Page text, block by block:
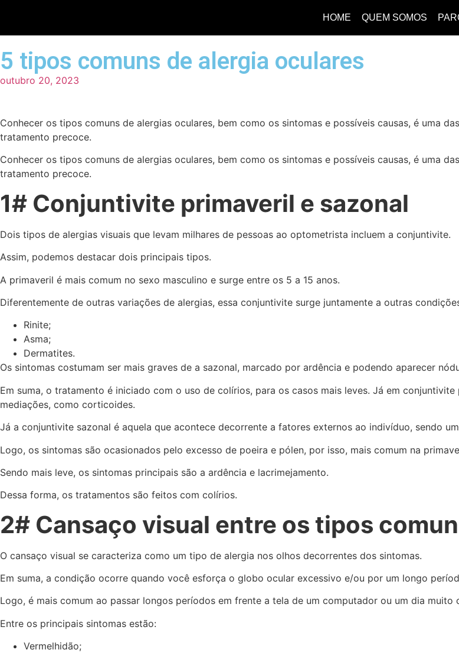
HOME QUEM SOMOS
5 tipos comuns de alergia oculares
outubro 20, 2023
Conhecer os tipos comuns de alergias oculares, bem como os sintomas e possíveis causas, é uma
tratamento precoce.
Conhecer os tipos comuns de alergias oculares, bem como os sintomas e possíveis causas, é uma
tratamento precoce.
1# Conjuntivite primaveril e sazonal
Dois tipos de alergias visuais que levam milhares de pessoas ao optometrista incluem a conjuntivite.
Assim, podemos destacar dois principais tipos.
A primaveril é mais comum no sexo masculino e surge entre os 5 a 15 anos.
Diferentemente de outras variações de alergias, essa conjuntivite surge juntamente a outras
Rinite;
Asma;
Dermatites.
Os sintomas costumam ser mais graves de a sazonal, marcado por ardência e podendo aparecer
Em suma, o tratamento é iniciado com o uso de colírios, para os casos mais leves. Já em
mediações, como corticoides.
Já a conjuntivite sazonal é aquela que acontece decorrente a fatores externos ao indivíduo, sendo
Logo, os sintomas são ocasionados pelo excesso de poeira e pólen, por isso, mais comum na
Sendo mais leve, os sintomas principais são a ardência e lacrimejamento.
Dessa forma, os tratamentos são feitos com colírios.
2# Cansaço visual entre os tipos
O cansaço visual se caracteriza como um tipo de alergia nos olhos decorrentes dos sintomas.
Em suma, a condição ocorre quando você esforça o globo ocular excessivo e/ou por um longo
Logo, é mais comum ao passar longos períodos em frente a tela de um computador ou um dia muito
Entre os principais sintomas estão:
Vermelhidão;